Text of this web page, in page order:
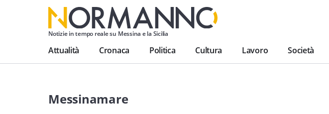
Notizie in tempo reale su Messina e la Sicilia
Attualità Cronaca Politica Cultura Lavoro Società
Messinamare